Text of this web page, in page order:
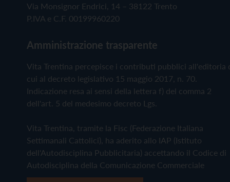
Via Monsignor Endrici, 14 – 38122 Trento
P.IVA e C.F. 00199960220
Amministrazione trasparente
Vita Trentina percepisce i contributi pubblici all'editoria
cui al decreto legislativo 15 maggio 2017, n. 70.
Indicazione resa ai sensi della lettera f) del comma 2
dell'art. 5 del medesimo decreto Lgs.
Vita Trentina, tramite la Fisc (Federazione Italiana
Settimanali Cattolici), ha aderito allo IAP (Istituto
dell'Autodisciplina Pubblicitaria) accettando il Codice di
Autodisciplina della Comunicazione Commerciale